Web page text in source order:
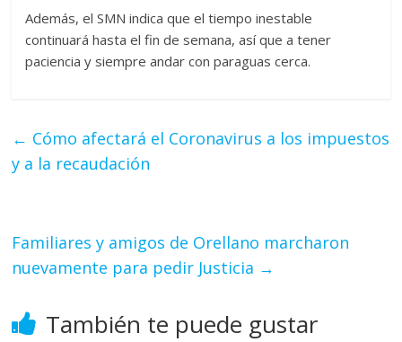
Además, el SMN indica que el tiempo inestable
continuará hasta el fin de semana, así que a tener
paciencia y siempre andar con paraguas cerca.
← Cómo afectará el Coronavirus a los impuestos
y a la recaudación
Familiares y amigos de Orellano marcharon
nuevamente para pedir Justicia →
También te puede gustar